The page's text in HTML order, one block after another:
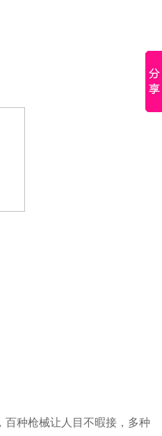
种枪械让人目不暇接，多种